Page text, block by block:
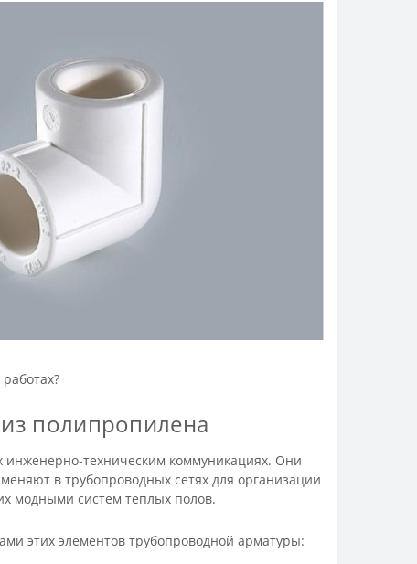
полипропилена
инженерно-техническим коммуникациях. Они
в трубопроводных сетях для организации
модными систем теплых полов.
этих элементов трубопроводной арматуры: